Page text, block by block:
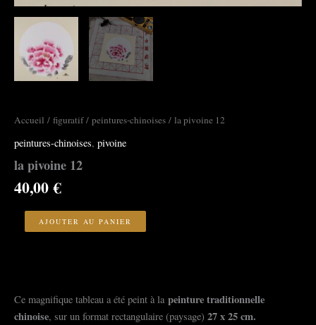
Accueil / figuratif/ peintures-chinoises / la pivoine 12
peintures-chinoises, pivoine
la pivoine 12
40,00€
AJOUTER AU PANIER
Ce magnifique tableau a été peint à la peinture traditionnelle
chinoise, sur un format rectangulaire (paysage) 27 x 25 cm.